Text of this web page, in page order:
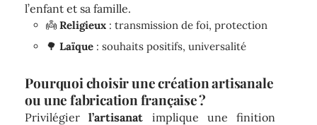
l’enfant et sa famille.
👼Religieux : transmission de foi, protection
🌳Laïque : souhaits positifs, universalité
Pourquoi choisir une création artisanale
ou une fabrication française ?
Privilégierl’artisanat implique une finition